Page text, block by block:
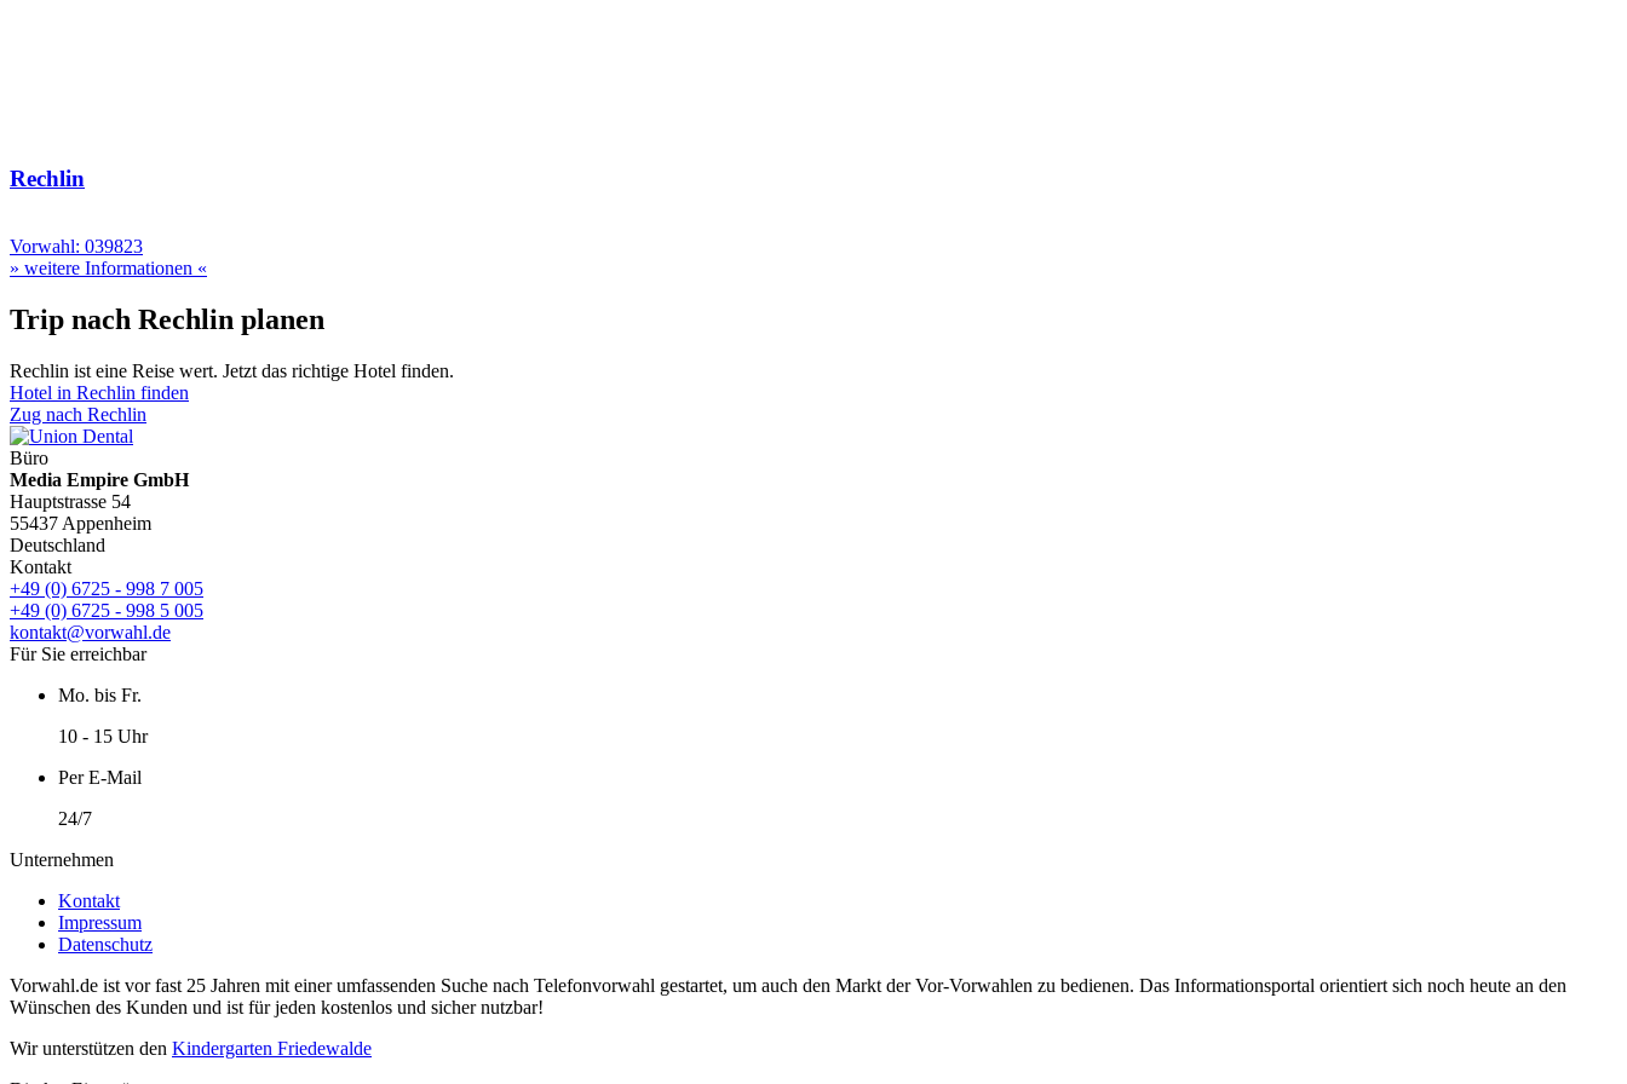
Rechlin
Vorwahl: 039823
» weitere Informationen «
Trip nach Rechlin planen
Rechlin ist eine Reise wert. Jetzt das richtige Hotel finden.
Hotel in Rechlin finden
Zug nach Rechlin
Büro
Media Empire GmbH
Hauptstrasse 54
55437 Appenheim
Deutschland
Kontakt
+49 (0) 6725 - 998 7 005
+49 (0) 6725 - 998 5 005
kontakt@vorwahl.de
Für Sie erreichbar
Mo. bis Fr.
10 - 15 Uhr
Per E-Mail
24/7
Unternehmen
Kontakt
Impressum
Datenschutz
Vorwahl.de ist vor fast 25 Jahren mit einer umfassenden Suche nach Telefonvorwahl gestartet, um auch den Markt der Vor-Vorwahlen zu bedienen. Das Informationsportal orientiert sich noch heute an den
Wünschen des Kunden und ist für jeden kostenlos und sicher nutzbar!
Wir unterstützen den Kindergarten Friedewalde